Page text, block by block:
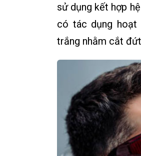
sử dụng kết hợp
có tác dụng hoạt
trắng nhằm cắt